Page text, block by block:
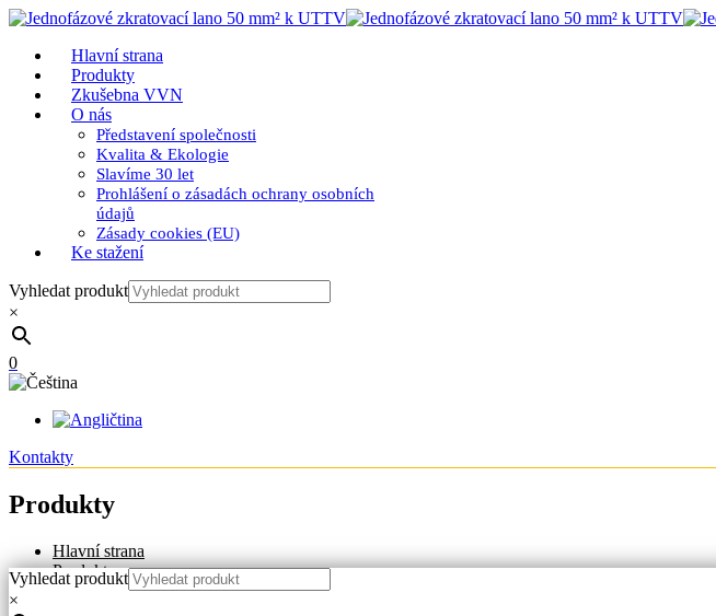
Hlavní strana
Produkty
Zkušebna VVN
O nás
Představení společnosti
Kvalita & Ekologie
Slavíme 30 let
Prohlášení o zásadách ochrany osobních
údajů
Zásady cookies (EU)
Ke stažení
Vyhledat produkt
×
0
Kontakty
Produkty
Hlavní strana
Produkty
Náhradní díly
Vyhledat produkt
×